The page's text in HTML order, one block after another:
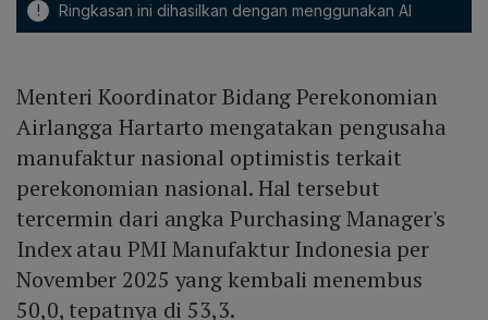
! Ringkasan ini dihasilkan dengan menggunakan AI
Menteri Koordinator Bidang Perekonomian
Airlangga Hartarto mengatakan pengusaha
manufaktur nasional optimistis terkait
perekonomian nasional. Hal tersebut
tercermin dari angka Purchasing Manager's
Index atau PMI Manufaktur Indonesia per
November 2025 yang kembali menembus
50,0, tepatnya di 53,3.